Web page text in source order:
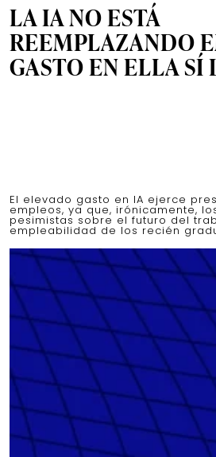
LA IA NO ESTÁ
REEMPLAZANDO
GASTO EN ELLA SÍ
El elevado gasto en IA ejerce
empleos, ya que, irónicamente,
pesimistas sobre el futuro del
empleabilidad de los recién